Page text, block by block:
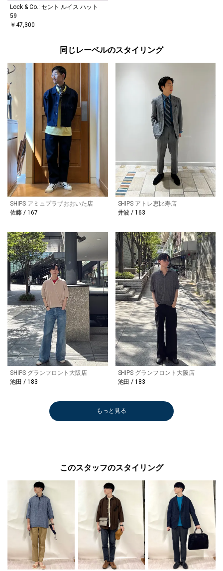
Lock & Co.: セント ルイス ハット
59
￥47,300
同じレーベルのスタイリング
SHIPS アミュプラザおおいた店
佐藤 / 167
SHIPS アトレ恵比寿店
井波 / 163
SHIPS グランフロント大阪店
池田 / 183
SHIPS グランフロント大阪店
池田 / 183
もっと見る
このスタッフのスタイリング